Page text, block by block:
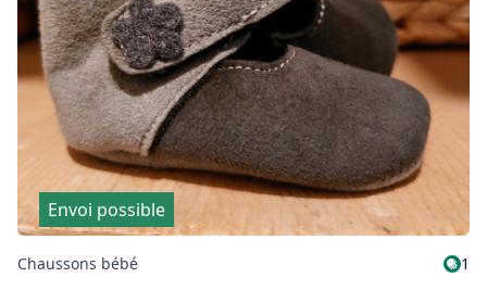
Envoi possible
Chaussons bébé 1